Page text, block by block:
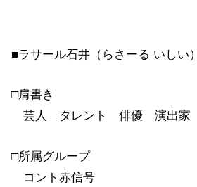
■ラサール石井（らさーる いしい）
□肩書き
芸人 タレント 俳優 演出家
□所属グループ
コント赤信号